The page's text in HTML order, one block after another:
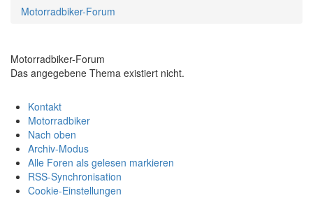
Motorradbiker-Forum
Motorradbiker-Forum
Das angegebene Thema existiert nicht.
Kontakt
Motorradbiker
Nach oben
Archiv-Modus
Alle Foren als gelesen markieren
RSS-Synchronisation
Cookie-Einstellungen